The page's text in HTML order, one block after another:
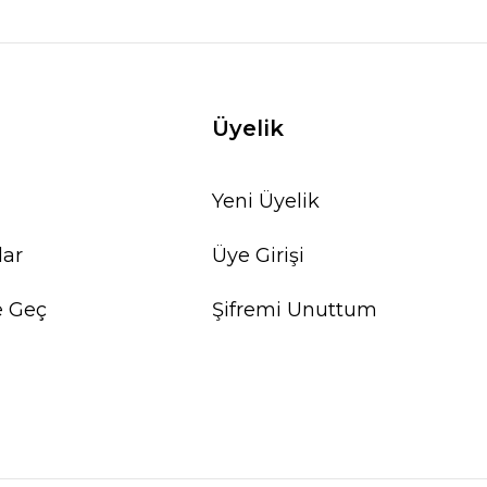
Geç
Üyelik
Yeni Üyelik
Üye Girişi
Şifremi Unuttum